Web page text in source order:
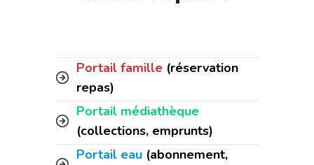
Portail famille (réservation
repas)
Portail médiathèque
(collections, emprunts)
Portail eau (abonnement,